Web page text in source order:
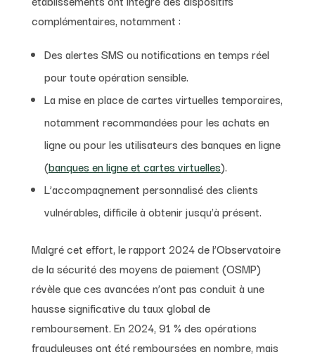
complémentaires, notamment :
Des alertes SMS ou notifications en temps réel
pour toute opération sensible.
La mise en place de cartes virtuelles temporaires,
notamment recommandées pour les achats en
ligne ou pour les utilisateurs des banques en ligne
(banques en ligne et cartes virtuelles).
L’accompagnement personnalisé des clients
vulnérables, difficile à obtenir jusqu’à présent.
Malgré cet effort, le rapport 2024 de l’Observatoire
de la sécurité des moyens de paiement (OSMP)
révèle que ces avancées n’ont pas conduit à une
hausse significative du taux global de
remboursement. En 2024, 91 % des opérations
frauduleuses ont été remboursées en nombre, mais